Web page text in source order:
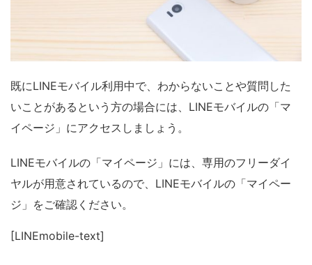
既にLINEモバイル利用中で、わからないことや質問した
いことがあるという方の場合には、LINEモバイルの「マ
イページ」にアクセスしましょう。
LINEモバイルの「マイページ」には、専用のフリーダイ
ヤルが用意されているので、LINEモバイルの「マイペー
ジ」をご確認ください。
[LINEmobile-text]